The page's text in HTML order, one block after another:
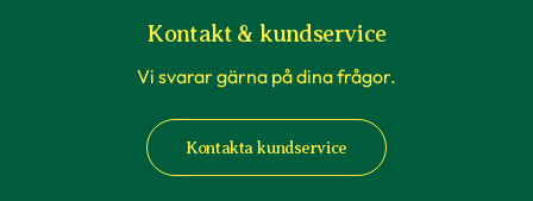
rådande väderförhållanden.
När du köper häckväxter - före
plantering
Att förbereda grävningen är att rekommendera,
Kontakt & kundservice
Vi svarar gärna på dina frågor.
Kontakta kundservice